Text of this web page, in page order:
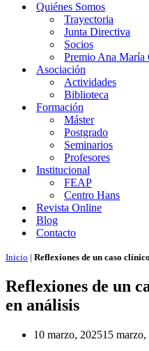
Quiénes Somos
Trayectoria
Junta Directiva
Socios
Premio Ana María
Asociación
Actividades
Biblioteca
Formación
Máster
Postgrado
Seminarios
Profesores
Institucional
FEAP
Centro Hans
Revista Online
Blog
Contacto
Inicio | Reflexiones de un caso
Reflexiones de un
en análisis
10 marzo, 202515 marzo,